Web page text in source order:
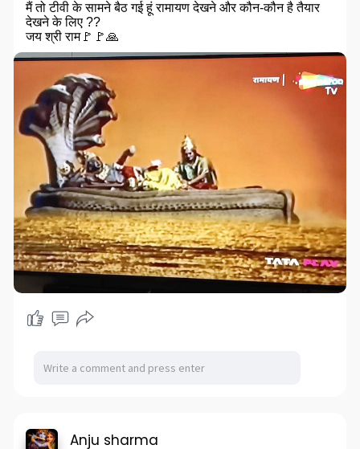
मैं तो टीवी के सामने बैठ गई हूं रामायण देखने और कौन-कौन है तैयार
देखने के लिए ??
जय श्री राम🚩🚩🙏
Anju sharma